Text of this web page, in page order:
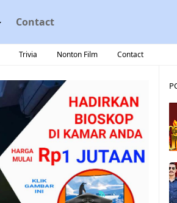
Contact
Trivia Nonton Film Contact